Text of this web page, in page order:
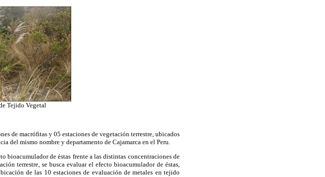
Tejido Vegetal
de macrófitas y 05 estaciones de vegetación terrestre, ubicados
del mismo nombre y departamento de Cajamarca en el Peru.
bioacumulador de éstas frente a las distintas concentraciones de
terrestre, se busca evaluar el efecto bioacumulador de éstas,
de las 10 estaciones de evaluación de metales en tejido